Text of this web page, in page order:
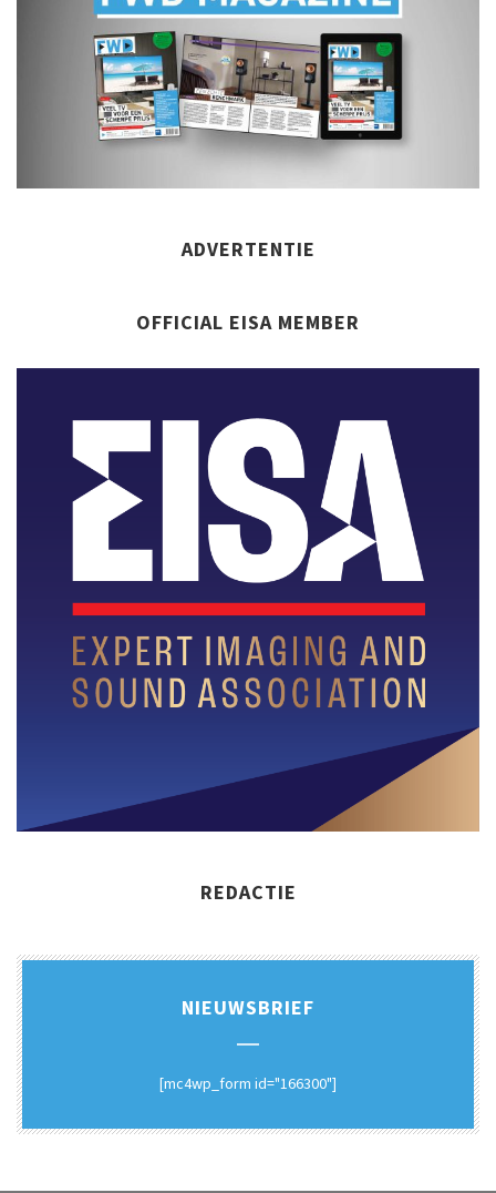
ADVERTENTIE
OFFICIAL EISA MEMBER
REDACTIE
NIEUWSBRIEF
[mc4wp_form id="166300"]